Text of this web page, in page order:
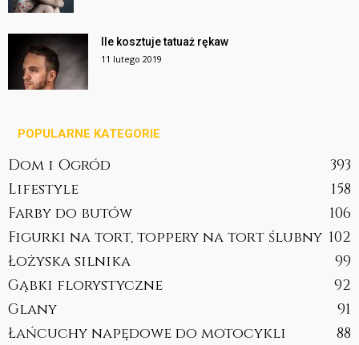
Ile kosztuje tatuaż rękaw
11 lutego 2019
POPULARNE KATEGORIE
Dom i Ogród
393
Lifestyle
158
Farby do butów
106
Figurki na tort, toppery na tort ślubny 102
Łożyska silnika
99
Gąbki florystyczne
92
Glany
91
Łańcuchy napędowe do motocykli
88